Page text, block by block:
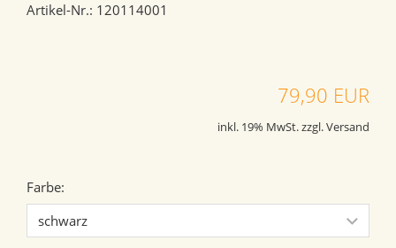
Artikel-Nr.: 120114001
79,90 EUR
inkl. 19% MwSt. zzgl. Versand
Farbe: